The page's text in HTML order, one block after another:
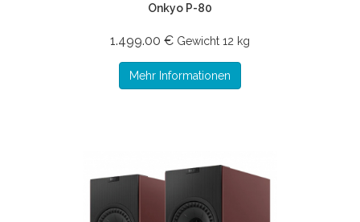
Onkyo P-80
1.499.00 € Gewicht 12 kg
Mehr Informationen